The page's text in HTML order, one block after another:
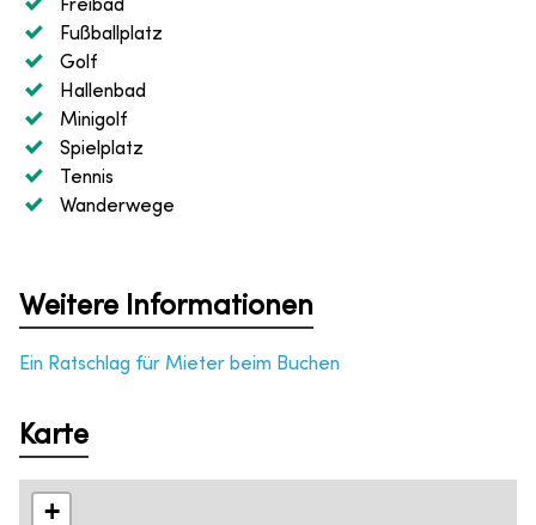
Freibad
Fußballplatz
Golf
Hallenbad
Minigolf
Spielplatz
Tennis
Wanderwege
Weitere Informationen
Ein Ratschlag für Mieter beim Buchen
Karte
+